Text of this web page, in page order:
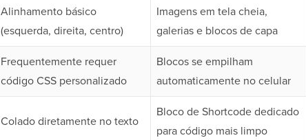
Alinhamento básico
(esquerda, direita, centro)
Imagens em tela cheia,
galerias e blocos de capa
Frequentemente requer
código CSS personalizado
Blocos se empilham
automaticamente no celular
Colado diretamente no texto
Bloco de Shortcode dedicado
para código mais limpo